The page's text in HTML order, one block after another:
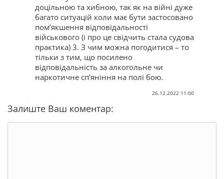
доцільною та хибною, так як на війні дуже
багато ситуацій коли має бути застосовано
пом’якшення відповідальності
військового (і про це свідчить стала судова
практика) 3. З чим можна погодитися – то
тільки з тим, що посилено
відповідальність за алкогольне чи
наркотичне сп’яніння на полі бою.
26.12.2022 11:00
Залиште Ваш коментар: